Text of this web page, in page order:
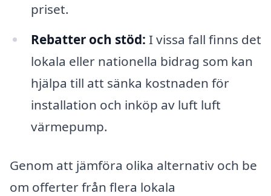
priset.
Rebatter och stöd: I vissa fall finns det
lokala eller nationella bidrag som kan
hjälpa till att sänka kostnaden för
installation och inköp av luft luft
värmepump.
Genom att jämföra olika alternativ och be
om offerter från flera lokala